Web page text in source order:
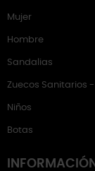
Mujer
Hombre
Sandalias
Zuecos Sanitarios
Niños
Botas
INFORMACIÓN